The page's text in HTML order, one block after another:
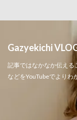
Gazyekichi
記事ではなかなか伝える
などをYouTubeでより